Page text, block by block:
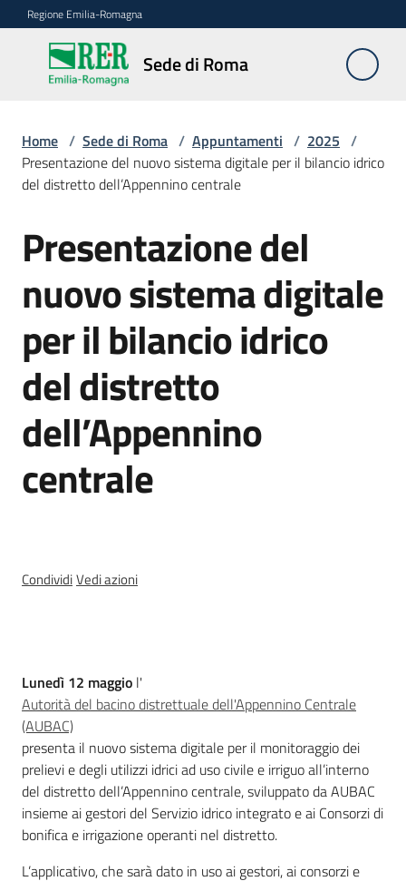
Vai al contenuto
Vai alla navigazione
Vai al footer
Regione Emilia-Romagna
Sede di Roma
Sede
di
Novità
Servizi
Sede
Conferenze
interistituzionali
Temi
Seguici
su
Home / Sede di Roma / Appuntamenti / 2025 /
Presentazione del nuovo sistema digitale per il bilancio idrico
del distretto dell’Appennino centrale
Salta al contenuto
Presentazione del
nuovo sistema digitale
per il bilancio idrico
del distretto
dell’Appennino
centrale
CondividiVedi azioni
Cos'è
Lunedì 12 maggio l'
Autorità del bacino distrettuale dell'Appennino Centrale
(AUBAC)
presenta il nuovo sistema digitale per il monitoraggio dei
prelievi e degli utilizzi idrici ad uso civile e irriguo all’interno
del distretto dell’Appennino centrale, sviluppato da AUBAC
insieme ai gestori del Servizio idrico integrato e ai Consorzi di
bonifica e irrigazione operanti nel distretto.
L’applicativo, che sarà dato in uso ai gestori, ai consorzi e